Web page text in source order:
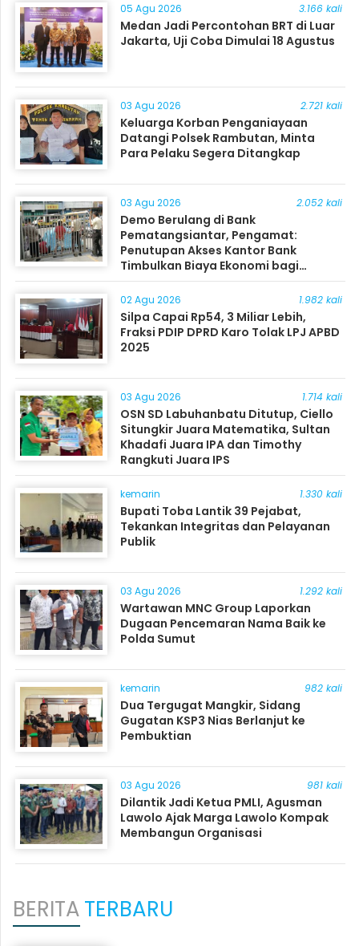
05 Agu 2026 3.166 kali
Medan Jadi Percontohan BRT di Luar
Jakarta, Uji Coba Dimulai 18 Agustus
03 Agu 2026 2.721 kali
Keluarga Korban Penganiayaan
Datangi Polsek Rambutan, Minta
Para Pelaku Segera Ditangkap
03 Agu 2026 2.052 kali
Demo Berulang di Bank
Pematangsiantar, Pengamat:
Penutupan Akses Kantor Bank
Timbulkan Biaya Ekonomi bagi
Masyarakat
02 Agu 2026 1.982 kali
Silpa Capai Rp54, 3 Miliar Lebih,
Fraksi PDIP DPRD Karo Tolak LPJ APBD
2025
03 Agu 2026 1.714 kali
OSN SD Labuhanbatu Ditutup, Ciello
Situngkir Juara Matematika, Sultan
Khadafi Juara IPA dan Timothy
Rangkuti Juara IPS
kemarin 1.330 kali
Bupati Toba Lantik 39 Pejabat,
Tekankan Integritas dan Pelayanan
Publik
03 Agu 2026 1.292 kali
Wartawan MNC Group Laporkan
Dugaan Pencemaran Nama Baik ke
Polda Sumut
kemarin 982 kali
Dua Tergugat Mangkir, Sidang
Gugatan KSP3 Nias Berlanjut ke
Pembuktian
03 Agu 2026 981 kali
Dilantik Jadi Ketua PMLI, Agusman
Lawolo Ajak Marga Lawolo Kompak
Membangun Organisasi
BERITATERBARU